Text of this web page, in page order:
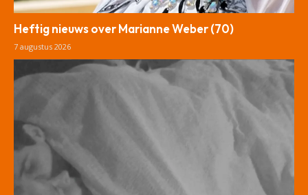
Heftig nieuws over Marianne Weber (70)
7 augustus 2026